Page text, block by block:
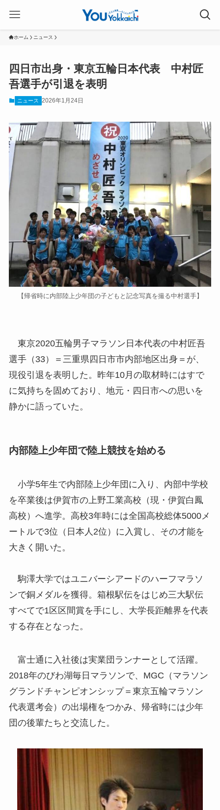
ホーム ニュース
四日市出身・東京五輪日本代表 中村匠
吾選手が引退を表明
ニュース 2026年1月24日
【帰省時に内部陸上少年団の子どもと記念写真を撮る中村選手】
東京2020五輪男子マラソン日本代表の中村匠吾
選手（33）＝三重県四日市市内部地区出身＝が、
現役引退を表明した。昨年10月の取材時にはすで
に気持ちを固めており、地元・四日市への思いを
静かに語っていた。
内部陸上少年団で陸上競技を始める
小学5年生で内部陸上少年団に入り、内部中学校
を卒業後は伊賀市の上野工業高校（現・伊賀白鳳
高校）へ進学。高校3年時には全国高校総体5000メ
ートルで3位（日本人2位）に入賞し、その才能を
大きく開いた。
駒澤大学ではユニバーシアードのハーフマラソ
ンで銅メダルを獲得。箱根駅伝をはじめ三大駅伝
すべてで1区区間賞を手にし、大学長距離界を代表
する存在となった。
富士通に入社後は実業団ランナーとして活躍。
2018年のびわ湖毎日マラソンで、MGC（マラソン
グランドチャンピオンシップ＝東京五輪マラソン
代表選考会）の出場権をつかみ、帰省時には少年
団の後輩たちと交流した。